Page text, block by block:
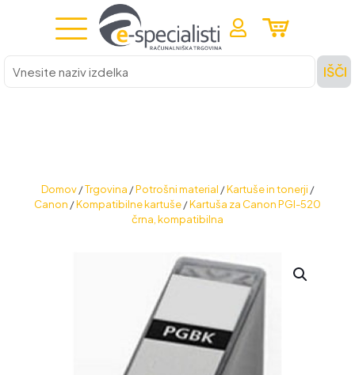
Vnesite
naziv
izdelka
IŠČI
Domov /Trgovina /Potrošni material /Kartuše in tonerji /
Canon /Kompatibilne kartuše/Kartuša za Canon PGI-520
črna, kompatibilna